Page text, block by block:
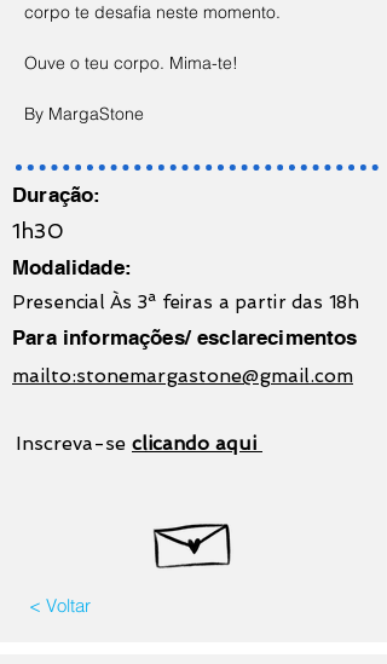
corpo te desafia neste momento.
Ouve o teu corpo. Mima-te!
By MargaStone
Duração:
1h30
Modalidade:
Presencial Às 3ª feiras a partir das 18h
Para informações/ esclarecimentos
mailto:stonemargastone@gmail.com
Inscreva-se clicando aqui
< Voltar